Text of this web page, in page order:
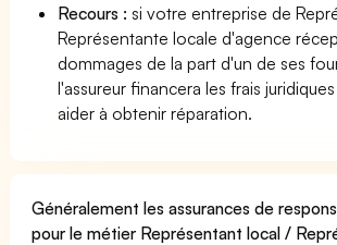
Recours : si votre entreprise de
Représentante locale d'agence
dommages de la part d'un de ses
l'assureur financera les frais
aider à obtenir réparation.
Généralement les assurances de
pour le métier Représentant local /